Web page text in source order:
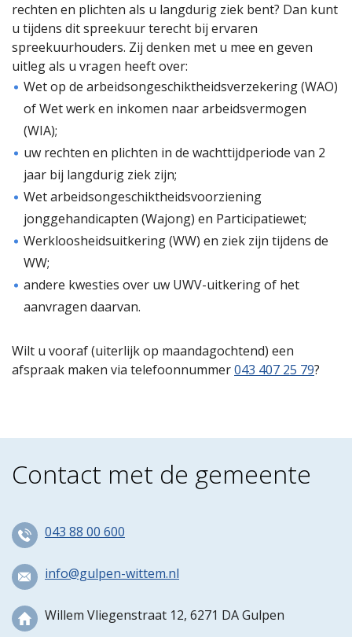
rechten en plichten als u langdurig ziek bent? Dan kunt
u tijdens dit spreekuur terecht bij ervaren
spreekuurhouders. Zij denken met u mee en geven
uitleg als u vragen heeft over:
Wet op de arbeidsongeschiktheidsverzekering (WAO)
of Wet werk en inkomen naar arbeidsvermogen
(WIA);
uw rechten en plichten in de wachttijdperiode van 2
jaar bij langdurig ziek zijn;
Wet arbeidsongeschiktheidsvoorziening
jonggehandicapten (Wajong) en Participatiewet;
Werkloosheidsuitkering (WW) en ziek zijn tijdens de
WW;
andere kwesties over uw UWV-uitkering of het
aanvragen daarvan.
Wilt u vooraf (uiterlijk op maandagochtend) een
afspraak maken via telefoonnummer043 407 25 79?
Contact met de gemeente
043 88 00 600
info@gulpen-wittem.nl
Willem Vliegenstraat 12, 6271 DA Gulpen